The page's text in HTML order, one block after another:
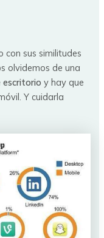
con sus similitudes
olvidemos de una
escritorio y hay que
Y cuidarla